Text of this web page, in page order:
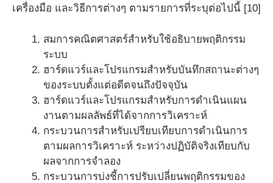
เครื่องมือ และวิธีการต่างๆ ตามรายการที่ระบุต่อไปนี้ [10]
สมการคณิตศาสตร์สำหรับใช้อธิบายพฤติกรรม
ระบบ
ฮาร์ดแวร์และโปรแกรมสำหรับบันทึกสถานะต่างๆ
ของระบบตั้งแต่อดีตจนถึงปัจจุบัน
ฮาร์ดแวร์และโปรแกรมสำหรับการดำเนินแผน
งานตามผลลัพธ์ที่ได้จากการวิเคราะห์
กระบวนการสำหรับเปรียบเทียบการดำเนินการ
ตามผลการวิเคราะห์ ระหว่างปฏิบัติจริงเทียบกับ
ผลจากการจำลอง
กระบวนการบ่งชี้การปรับเปลี่ยนพฤติกรรมของ